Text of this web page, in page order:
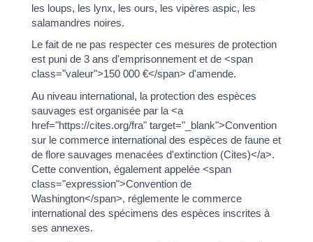
les loups, les lynx, les ours, les vipères aspic, les
salamandres noires.
Le fait de ne pas respecter ces mesures de protection
est puni de 3 ans d'emprisonnement et de <span
class="valeur">150 000 €</span> d'amende.
Au niveau international, la protection des espèces
sauvages est organisée par la <a
href="https://cites.org/fra" target="_blank">Convention
sur le commerce international des espèces de faune et
de flore sauvages menacées d'extinction (Cites)</a>.
Cette convention, également appelée <span
class="expression">Convention de
Washington</span>, réglemente le commerce
international des spécimens des espèces inscrites à
ses annexes.